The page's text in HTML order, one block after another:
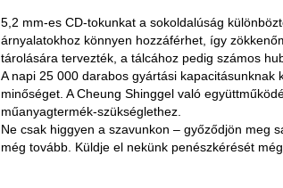
5,2 mm-es CD-tokunkat a sokoldalúság
árnyalatokhoz könnyen hozzáférhet, így
tárolására tervezték, a tálcához pedig számos
A napi 25 000 darabos gyártási
minőséget. A Cheung Shinggel való
műanyagtermék-szükséglethez.
Ne csak higgyen a szavunkon – győződjön meg
még tovább. Küldje el nekünk penészkérését